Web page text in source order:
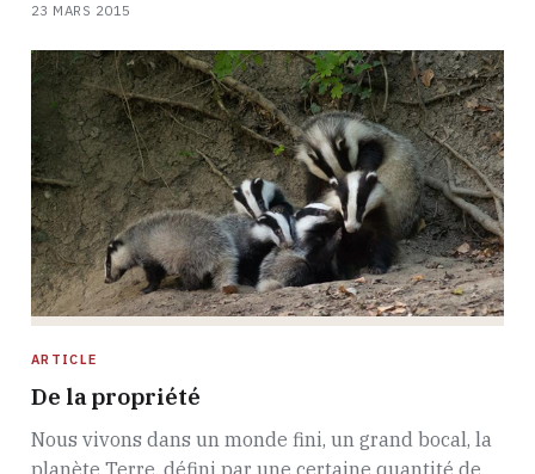
23 MARS 2015
ARTICLE
De la propriété
Nous vivons dans un monde fini, un grand bocal, la